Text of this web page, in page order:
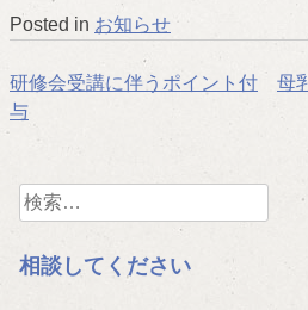
Posted in お知らせ
投
稿
ビ
ゲ
研修会受講に伴うポイント付
与
母
検
索:
相談してください